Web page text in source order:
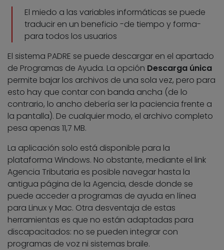
El miedo a las variables informáticas se puede
traducir en un beneficio -de tiempo y forma-
para todos los usuarios
El sistema PADRE se puede descargar en el apartado
de Programas de Ayuda. La opción Descarga única
permite bajar los archivos de una sola vez, pero para
esto hay que contar con banda ancha (de lo
contrario, lo ancho debería ser la paciencia frente a
la pantalla). De cualquier modo, el archivo completo
pesa apenas 11,7 MB.
La aplicación solo está disponible para la
plataforma Windows. No obstante, mediante el link
Agencia Tributaria es posible navegar hasta la
antigua página de la Agencia, desde donde se
puede acceder a programas de ayuda en línea
para Linux y Mac. Otra desventaja de estas
herramientas es que no están adaptadas para
discapacitados: no se pueden integrar con
programas de voz ni sistemas braile.